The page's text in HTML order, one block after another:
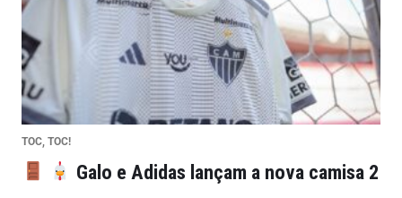
TOC, TOC!
Galo e Adidas lançam a nova camisa 2